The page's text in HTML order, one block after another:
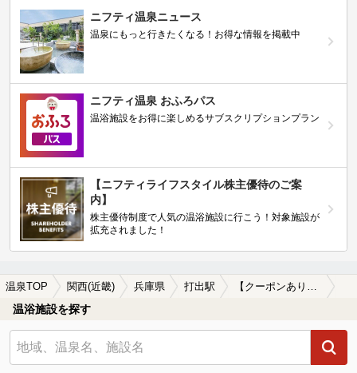
ニフティ温泉ニュース
温泉にもっと行きたくなる！お得な情報を掲載中
ニフティ温泉 おふろパス
温浴施設をお得に楽しめるサブスクリプションプラン
【ニフティライフスタイル株主優待のご案
内】
株主優待制度で人気の温浴施設に行こう！対象施設が
拡充されました！
温泉TOP 関西(近畿) 兵庫県 打出駅 【クーポンあり】ホテルで楽しめる打出駅近くの温泉、日帰り温泉、スーパー銭湯おすすめ
温浴施設を探す